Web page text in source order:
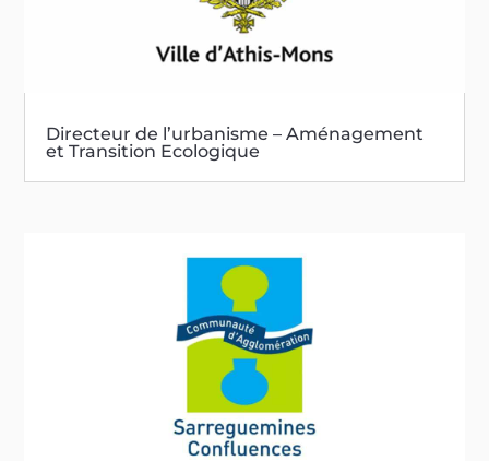
Directeur de l’urbanisme – Aménagement
et Transition Ecologique